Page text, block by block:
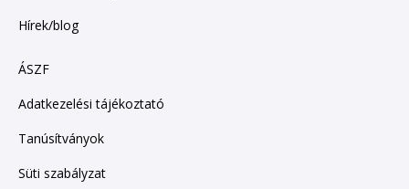
Hírek/blog
ÁSZF
Adatkezelési tájékoztató
Tanúsítványok
Süti szabályzat